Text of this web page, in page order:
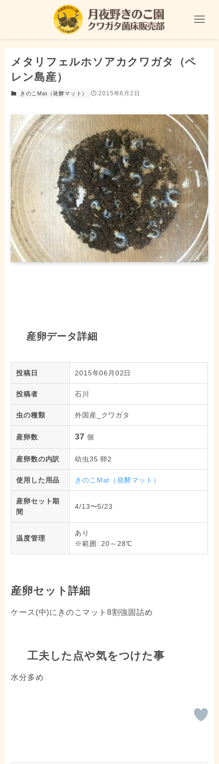
メタリフェルホソアカクワガタ（ペ
レン島産）
きのこMat（発酵マット） 2015年6月2日
産卵データ詳細
投稿日 2015年06月02日
投稿者 石川
虫の種類 外国産_クワガタ
産卵数 37 個
産卵数の内訳 幼虫35 卵2
使用した用品 きのこMat（発酵マット）
産卵セット期
間
4/13〜5/23
温度管理
あり
※範囲: 20～28℃
産卵セット詳細
ケース(中)にきのこマット8割強固詰め
工夫した点や気をつけた事
水分多め